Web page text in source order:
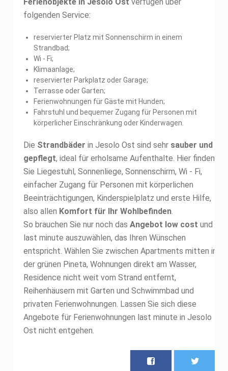
folgenden Service:
reservierter Platz mit Sonnenschirm in einem
Strandbad;
Wi - Fi;
Klimaanlage;
reservierter Parkplatz oder Garage;
Terrasse oder Garten;
Ferienwohnungen für Gäste mit Hunden;
Fahrstuhl und bequemer Zugang für Personen mit
körperlicher Einschränkung oder Kinderwagen.
Die Strandbäder in Jesolo Ost sind sehr sauber und
gepflegt, ideal für erholsame Aufenthalte. Hier finden
Sie Liegestuhl, Sonnenliege, Sonnenschirm, Wi - Fi,
einfacher Zugang für Personen mit körperlichen
Beeinträchtigungen, Kinderspielplatz und erste Hilfe,
also allen Komfort für Ihr Wohlbefinden.
So brauchen Sie nur noch das Angebot low costund
last minute auszuwählen, das Ihren Wünschen
entspricht. Wählen Sie zwischen Apartments mitten in
der grünen Pineta, Wohnungen direkt am Wasser,
Residence nicht weit vom Strand entfernt,
Reihenhäusern mit Garten und Schwimmbad und
privaten Ferienwohnungen. Lassen Sie sich diese
Angebote für Ferienwohnungen last minute in Jesolo
Ost nicht entgehen.